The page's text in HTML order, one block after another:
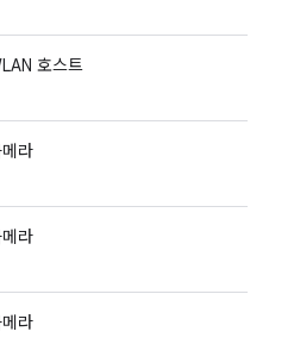
호스트
라
라
라